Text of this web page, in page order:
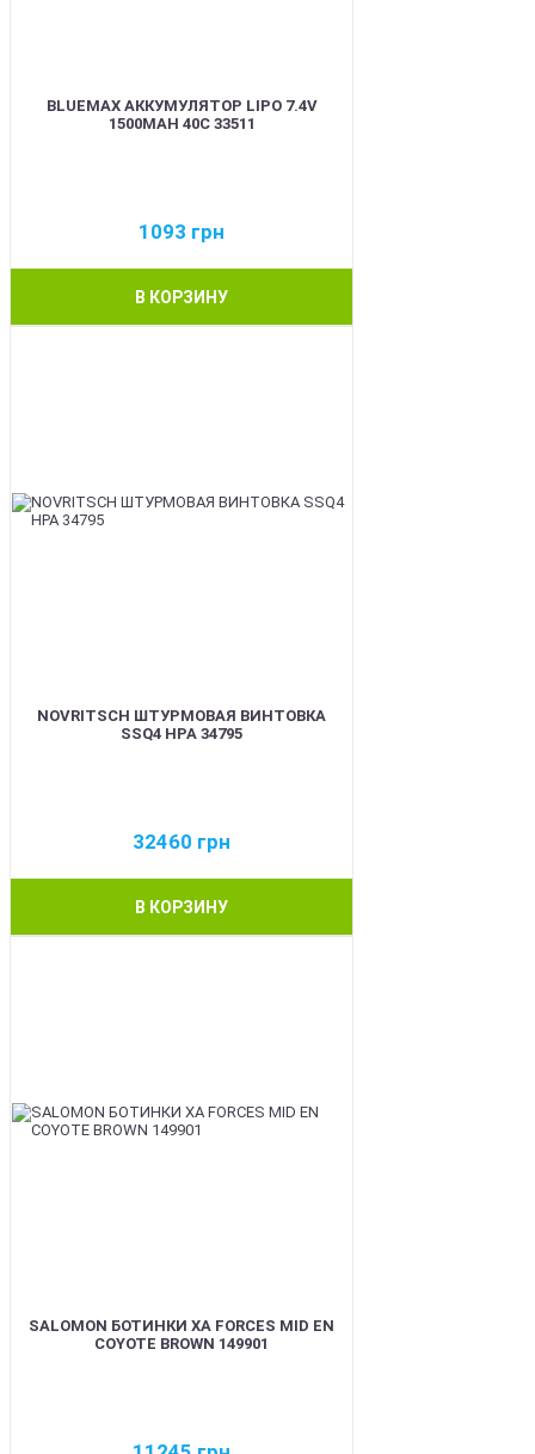
BLUEMAX АККУМУЛЯТОР LIPO 7.4V
1500MAH 40C 33511
1093 грн
В КОРЗИНУ
NOVRITSCH ШТУРМОВАЯ ВИНТОВКА
SSQ4 HPA 34795
32460 грн
В КОРЗИНУ
SALOMON БОТИНКИ XA FORCES MID EN
COYOTE BROWN 149901